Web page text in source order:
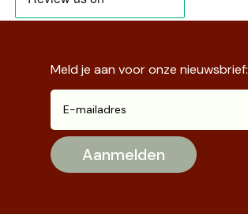
Meld je aan voor onze nieuwsbrief: